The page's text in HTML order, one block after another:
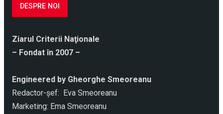
DESPRE NOI
Ziarul Criterii Naţionale
– Fondat în 2007 –
Engineered by Gheorghe Smeoreanu
Redactor-şef: Eva Smeoreanu
Marketing: Ema Smeoreanu